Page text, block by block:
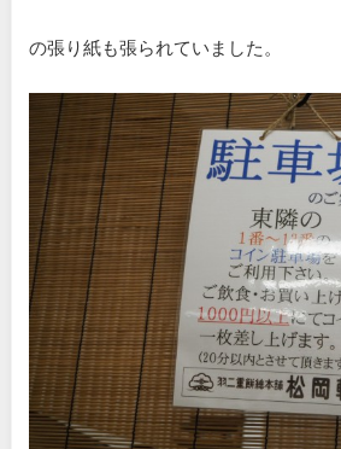
の張り紙も張られていました。